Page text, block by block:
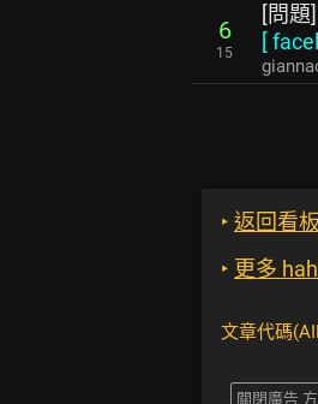
6
15
[問
[
‣ 返回看板
‣ 更多
文章代碼
關閉廣告